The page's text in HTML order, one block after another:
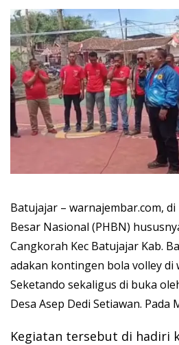
Batujajar – warnajembar.com,
Besar Nasional (PHBN)
Cangkorah Kec Batujajar Kab.
adakan kontingen bola volley di
Seketando sekaligus di buka
Desa Asep Dedi Setiawan. Pada
Kegiatan tersebut di hadiri